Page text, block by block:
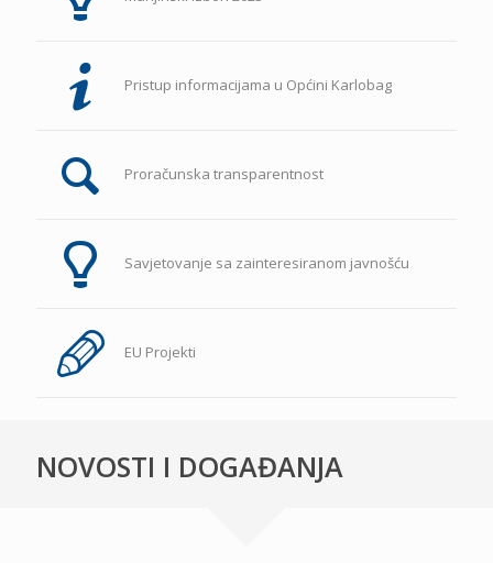
Pristup informacijama u Općini Karlobag
Proračunska transparentnost
Savjetovanje sa zainteresiranom javnošću
EU Projekti
NOVOSTI I DOGAĐANJA